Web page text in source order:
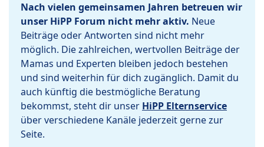
Nach vielen gemeinsamen Jahren betreuen wir
unser HiPP Forum nicht mehr aktiv. Neue
Beiträge oder Antworten sind nicht mehr
möglich. Die zahlreichen, wertvollen Beiträge der
Mamas und Experten bleiben jedoch bestehen
und sind weiterhin für dich zugänglich. Damit du
auch künftig die bestmögliche Beratung
bekommst, steht dir unser HiPP Elternservice
über verschiedene Kanäle jederzeit gerne zur
Seite.